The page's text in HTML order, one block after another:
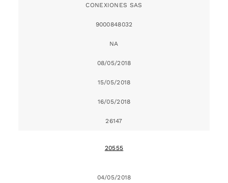
CONEXIONES SAS
9000848032
NA
08/05/2018
15/05/2018
16/05/2018
26147
20555
04/05/2018